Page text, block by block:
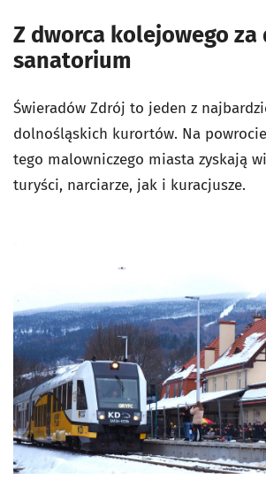
Z dworca kolejowego za
sanatorium
Świeradów Zdrój to jeden z
dolnośląskich kurortów. Na
tego malowniczego miasta zyskają
turyści, narciarze, jak i kuracjusze.